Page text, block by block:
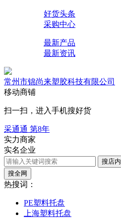
好货头条
采购中心
最新产品
最新资讯
常州市锦尚来塑胶科技有限公司
移动商铺
扫一扫，进入手机搜好货
采通通 第8年
实力商家
实名企业
搜店内
搜全网
热搜词：
PE塑料托盘
上海塑料托盘